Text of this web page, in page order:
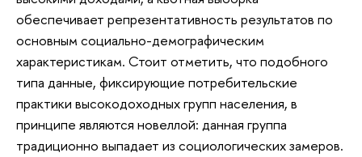
обеспечивает репрезентативность результатов по
основным социально-демографическим
характеристикам. Стоит отметить, что подобного
типа данные, фиксирующие потребительские
практики высокодоходных групп населения, в
принципе являются новеллой: данная группа
традиционно выпадает из социологических замеров.